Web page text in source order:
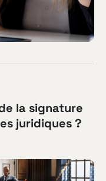
la signature
juridiques ?